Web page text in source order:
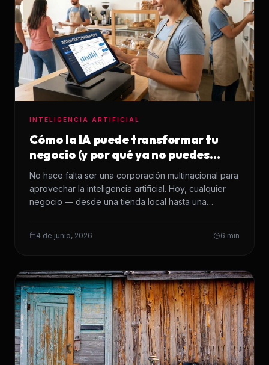
INTELIGENCIA ARTIFICIAL
Cómo la IA puede transformar tu
negocio (y por qué ya no puedes
ignorarla)
No hace falta ser una corporación multinacional para
aprovechar la inteligencia artificial. Hoy, cualquier
negocio — desde una tienda local hasta una…
4 de junio, 2026 6 min